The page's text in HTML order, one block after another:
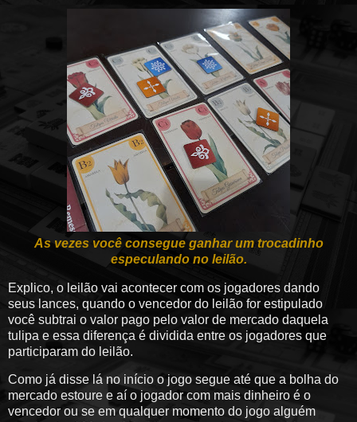
As vezes você consegue ganhar um trocadinho
especulando no leilão.
Explico, o leilão vai acontecer com os jogadores dando
seus lances, quando o vencedor do leilão for estipulado
você subtrai o valor pago pelo valor de mercado daquela
tulipa e essa diferença é dividida entre os jogadores que
participaram do leilão.
Como já disse lá no início o jogo segue até que a bolha do
mercado estoure e aí o jogador com mais dinheiro é o
vencedor ou se em qualquer momento do jogo alguém